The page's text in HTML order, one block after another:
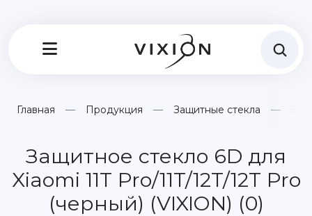
Главная Продукция Защитные стекла
Защитное стекло 6D для
Xiaomi 11T Pro/11T/12T/12T Pro
(черный) (VIXION) (0)